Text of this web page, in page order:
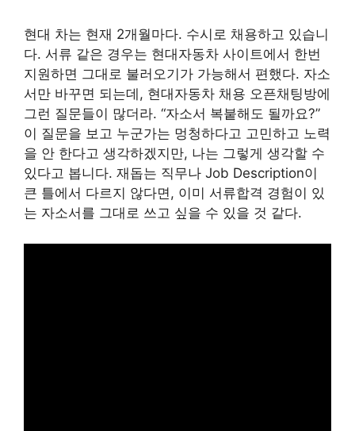
현대 차는 현재 2개월마다. 수시로 채용하고 있습니
다. 서류 같은 경우는 현대자동차 사이트에서 한번
지원하면 그대로 불러오기가 가능해서 편했다. 자소
서만 바꾸면 되는데, 현대자동차 채용 오픈채팅방에
그런 질문들이 많더라. “자소서 복붙해도 될까요?”
이 질문을 보고 누군가는 멍청하다고 고민하고 노력
을 안 한다고 생각하겠지만, 나는 그렇게 생각할 수
있다고 봅니다. 재돕는 직무나 Job Description이
큰 틀에서 다르지 않다면, 이미 서류합격 경험이 있
는 자소서를 그대로 쓰고 싶을 수 있을 것 같다.